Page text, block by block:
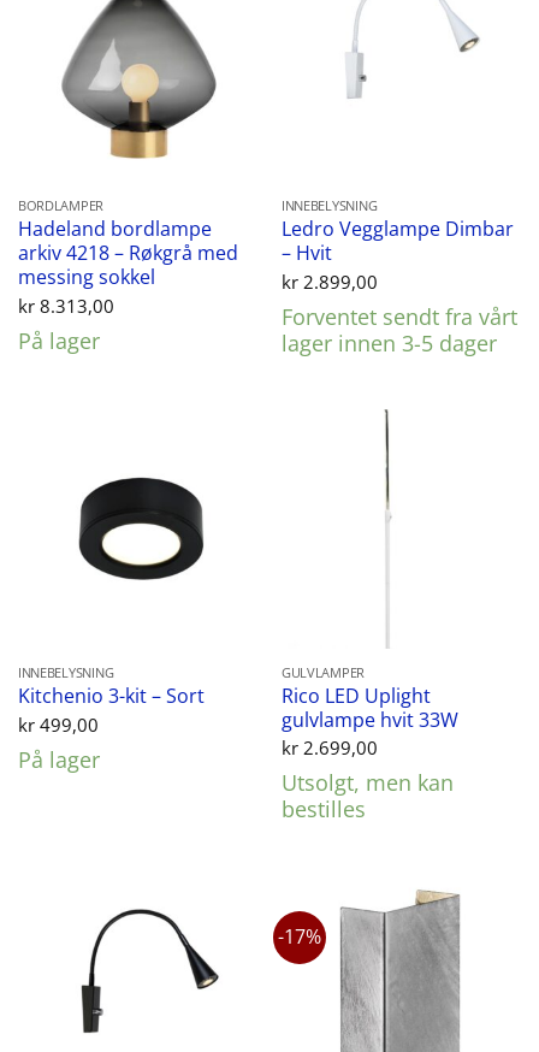
BORDLAMPER
Hadeland bordlampe
arkiv 4218 – Røkgrå med
messing sokkel
kr8.313,00
På lager
INNEBELYSNING
Ledro Vegglampe Dimbar
– Hvit
kr2.899,00
Forventet sendt fra vårt
lager innen 3-5 dager
INNEBELYSNING
Kitchenio 3-kit – Sort
kr499,00
På lager
GULVLAMPER
Rico LED Uplight
gulvlampe hvit 33W
kr2.699,00
Utsolgt, men kan
bestilles
-17%